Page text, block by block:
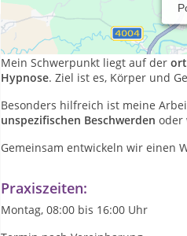
In meinerGanzheitlichen Praxis
durch individuelle und
Mein Schwerpunkt liegt auf der
Hypnose. Ziel ist es, Körper und
Besonders hilfreich ist meine
unspezifischen Beschwerden oder
Gemeinsam entwickeln wir einen
Praxiszeiten:
Montag, 08:00 bis 16:00 Uhr